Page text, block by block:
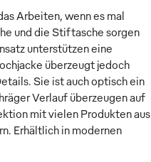
Arbeiten, wenn es mal
und die Stiftasche sorgen
unterstützen eine
überzeugt jedoch
Sie ist auch optisch ein
Verlauf überzeugen auf
mit vielen Produkten aus
Erhältlich in modernen